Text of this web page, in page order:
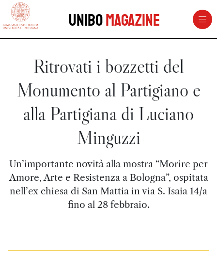
vai al contenuto della pagina
UniboMagazine
Ritrovati i bozzetti del
Monumento al Partigiano e
alla Partigiana di Luciano
Minguzzi
Un’importante novità alla mostra “Morire per
Amore, Arte e Resistenza a Bologna”, ospitata
nell’ex chiesa di San Mattia in via S. Isaia 14/a
fino al 28 febbraio.